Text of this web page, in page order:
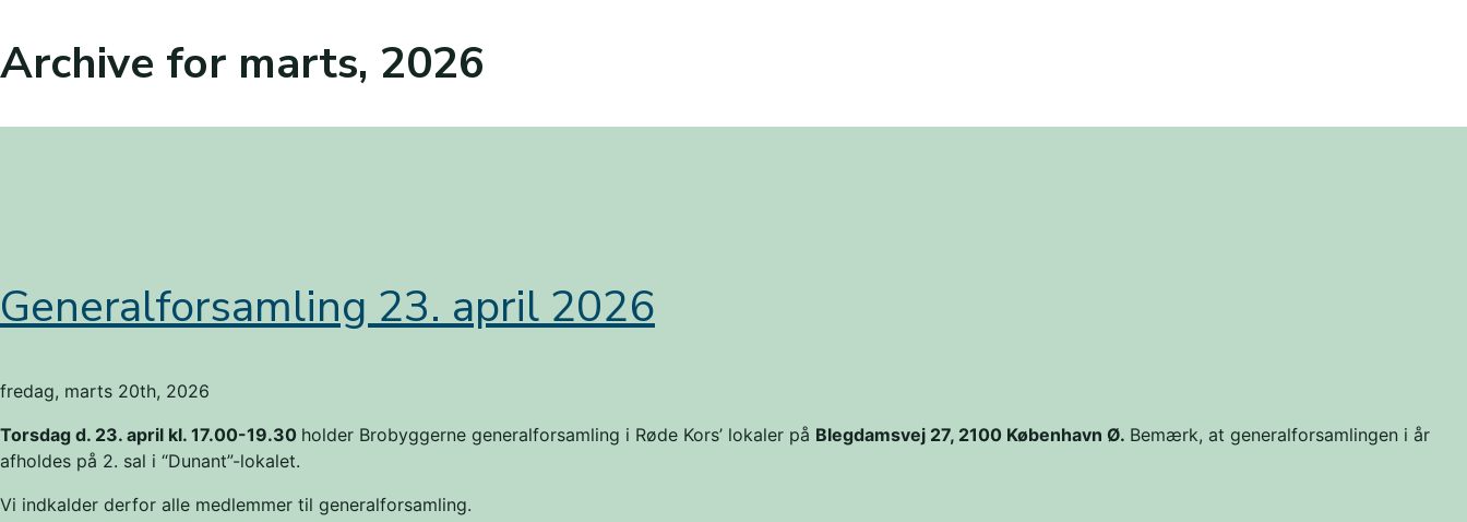
Archive for marts, 2026
Generalforsamling 23. april 2026
fredag, marts 20th, 2026
Torsdag d. 23. april kl. 17.00-19.30 holder Brobyggerne generalforsamling i Røde Kors’ lokaler på Blegdamsvej 27, 2100 København Ø. Bemærk, at generalforsamlingen i år
afholdes på 2. sal i “Dunant”-lokalet.
Vi indkalder derfor alle medlemmer til generalforsamling.